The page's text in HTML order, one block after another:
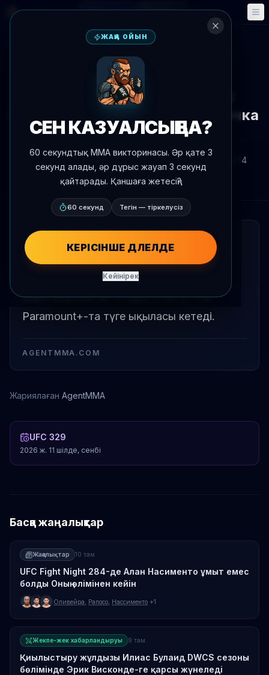
🎮 Фэнтези 📅 Оқиғалар
Жаңалықтарға оралу
Медиа
UFC 329 Embedded 2-бөлімі
Маусым ай 11-інде өтетін карточка
ертіндіне ынамды болды
Автор: Oscar Nascimento 2026 ж. 7 шілде
, 22:14
AgentMMA.com
UFC өзінің UFC 329 Embedded влог
сериясының екінші бөлімін шығарды. Іс-
шара маусым ай 11-інде 21:00 ET-те
Paramount+-та түге ықыласы кетеді.
AGENTMMA.COM
Жариялаған AgentMMA
UFC 329
2026 ж. 11 шілде, сенбі
Басқа жаңалықтар
Жаңалықтар 10 там.
UFC Fight Night 284-де Алан Насименто ұмыт емес
болды Оның өлімінен кейін
Оливейра Рапосо Нассименто +1
Жекпе-жек хабарландыруы 9 там.
Қиылыстыру жұлдызы Илиас Булаид DWCS сезоны
бөлімінде Эрик Висконде-ге қарсы жүнеледі
ЖАҢА ОЙЫН
СЕН КАЗУАЛСЫҢ БА?
60 секундтық MMA викторинасы. Әр қате 3
секунд алады, әр дұрыс жауап 3 секунд
қайтарады. Қаншаға жетесің?
60 секунд Тегін — тіркелусіз
КЕРІСІНШЕ ДӘЛЕЛДЕ
Кейінірек